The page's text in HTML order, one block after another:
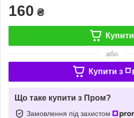
160 ₴
Купити
або
Купити з
Що таке купити з Пром?
Замовлення під захистом